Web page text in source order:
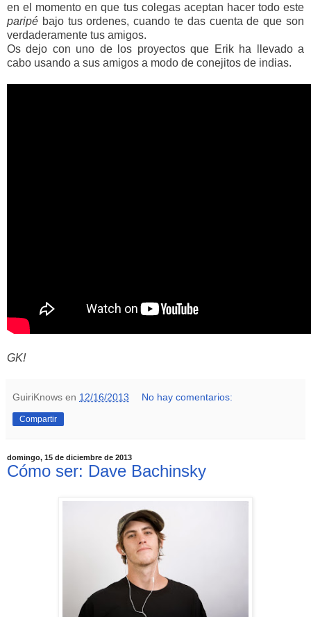
en el momento en que tus colegas aceptan hacer todo este
paripé bajo tus ordenes, cuando te das cuenta de que son
verdaderamente tus amigos.
Os dejo con uno de los proyectos que Erik ha llevado a
cabo usando a sus amigos a modo de conejitos de indias.
GK!
GuiriKnows en 12/16/2013 No hay comentarios:
Compartir
domingo, 15 de diciembre de 2013
Cómo ser: Dave Bachinsky